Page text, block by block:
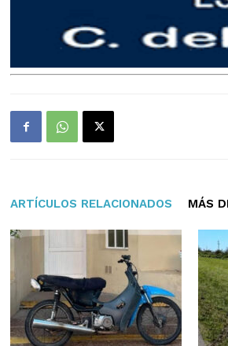
ARTÍCULOS RELACIONADOS MÁS